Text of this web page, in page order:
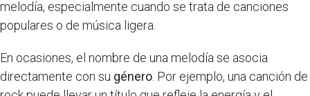
melodía, especialmente cuando se trata de canciones
populares o de música ligera.
En ocasiones, el nombre de una melodía se asocia
directamente con su género . Por ejemplo, una canción de